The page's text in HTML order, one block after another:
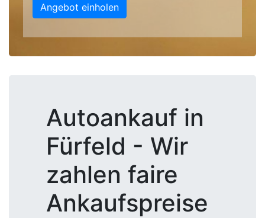
Angebot einholen
Autoankauf in
Fürfeld - Wir
zahlen faire
Ankaufspreise